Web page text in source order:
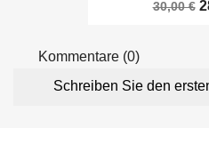
30,00 €
Kommentare (0)
Schreiben Sie den